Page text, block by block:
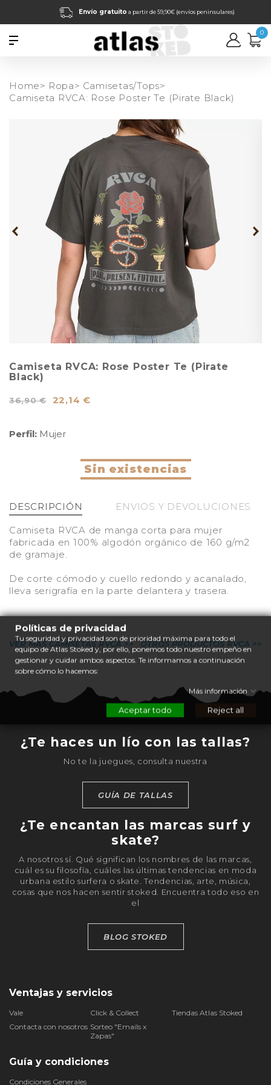
Envío gratuito a partir de 59,90€ (envíos peninsulares)
0
Home> Ropa> Camisetas/Tops>
Camiseta RVCA: Rose Poster Te (Pirate Black)
Camiseta RVCA: Rose Poster Te (Pirate
Black)
36,90 € 22,14 €
Perfil: Mujer
Sin existencias
DESCRIPCIÓN ENVIOS Y DEVOLUCIONES
Camiseta RVCA de manga corta para mujer
fabricada en 100% algodón orgánico de 160 g/m2
de gramaje.
De corte cómodo y cuello redondo y acanalado,
lleva serigrafía en la parte delantera y trasera.
VER MÁS CAMISETAS RVCA >> OTROS PRODUCTOS RVCA >>
Ventajas y servicios
Vale Click & Collect
Tiendas Atlas Stoked
Contacta con nosotros Sorteo "Emails x
Zapas"
Guía y condiciones
Condiciones Generales
¿Te haces un lío con las tallas?
No te la juegues, consulta nuestra
GUÍA DE TALLAS
¿Te encantan las marcas surf y
skate?
A nosotros sí. Qué significan los nombres de las marcas,
cuál es su filosofía, cuáles las últimas tendencias en moda
urbana estilo surfera o skate. Tendencias, arte, música,
cosas que nos hacen sentir stoked. Encuentra todo eso en
el
BLOG STOKED
Políticas de privacidad
Tu seguridad y privacidad son de prioridad máxima para todo el
equipo de Atlas Stoked y, por ello, ponemos todo nuestro empeño en
gestionar y cuidar ambos aspectos. Te informamos a continuación
sobre cómo lo hacemos:
Más información
Aceptar todo Reject all